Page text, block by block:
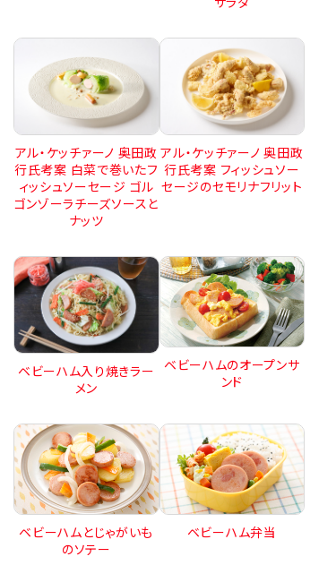
アル・ケッチァーノ 奥田政
行氏考案 白菜で巻いたフ
ィッシュソーセージ ゴル
ゴンゾーラチーズソースと
ナッツ
アル・ケッチァーノ 奥田政
行氏考案 フィッシュソー
セージのセモリナフリット
ベビーハム入り焼きラー
メン
ベビーハムのオープンサ
ンド
ベビーハムとじゃがいも
のソテー
ベビーハム弁当